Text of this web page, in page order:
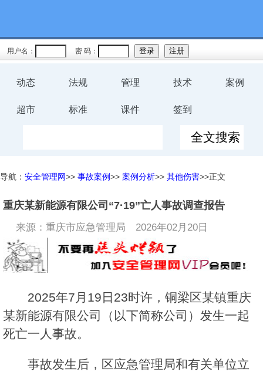
用户名： 密 码：
动态 法规 管理 技术 案例
超市 标准 课件 签到
导航： 安全管理网>> 事故案例>> 案例分析>> 其他伤害>>正文
重庆某新能源有限公司“7·19”亡人事故调查报告
来源：重庆市应急管理局 2026年02月20日
2025年7月19日23时许，铜梁区某镇重庆
某新能源有限公司（以下简称公司）发生一起
死亡一人事故。
事故发生后，区应急管理局和有关单位立